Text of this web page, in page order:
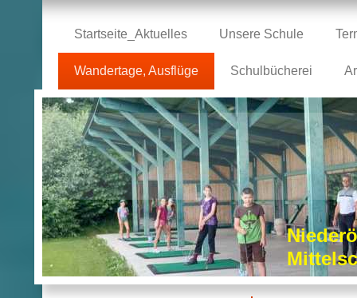
Startseite_Aktuelles Unsere Schule
Wandertage, Ausflüge Schulbücherei